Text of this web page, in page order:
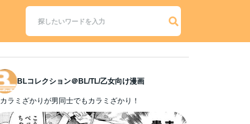
BLコレクション＠BL/TL/乙女向け漫画
カラミざかりが男同士でもカラミざかり！